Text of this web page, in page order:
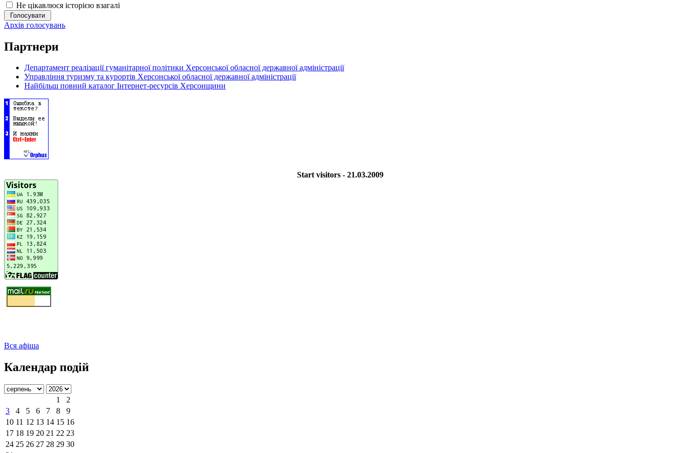
Не цікавлюся історією взагалі
Архів голосувань
Партнери
Департамент реалізації гуманітарної політики Херсонської обласної державної адміністрації
Управління туризму та курортів Херсонської обласної державної адміністрації
Найбільш повний каталог Інтернет-ресурсів Херсонщини
Start visitors - 21.03.2009
Вся афіша
Календар подій
1
2
3
4 5 6 7 8
9
10 11 12 13 14 15 16
17 18 19 20 21 22 23
24 25 26 27 28 29 30